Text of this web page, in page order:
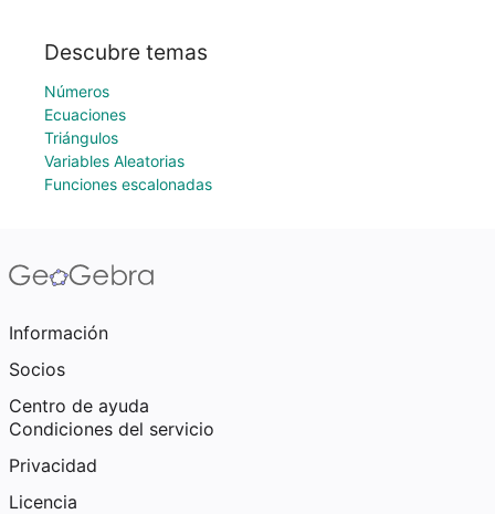
Descubre temas
Números
Ecuaciones
Triángulos
Variables Aleatorias
Funciones escalonadas
Información
Socios
Centro de ayuda
Condiciones del servicio
Privacidad
Licencia